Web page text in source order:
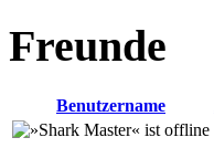
Freunde
Benutzername